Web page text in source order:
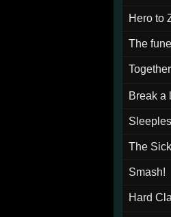
Hero to
The
Break a
The
Smash!
Hard